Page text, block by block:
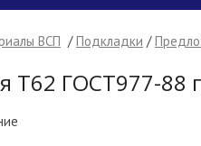
ВСП /Подкладки /
Т62 ГОСТ977-